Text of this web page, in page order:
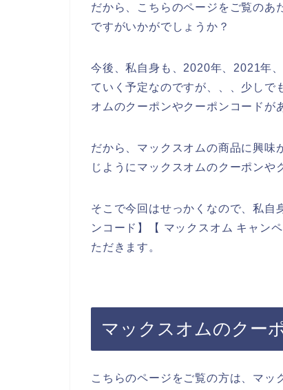
だから、こちらのページをご覧のあ
ですがいかがでしょうか？
今後、私自身も、2020年、2021年
ていく予定なのですが、、、少しで
オムのクーポンやクーポンコードが
だから、マックスオムの商品に興味
じようにマックスオムのクーポンや
そこで今回はせっかくなので、私自
ンコード】【 マックスオム キャン
ただきます。
マックスオムのクー
こちらのページをご覧の方は、マッ